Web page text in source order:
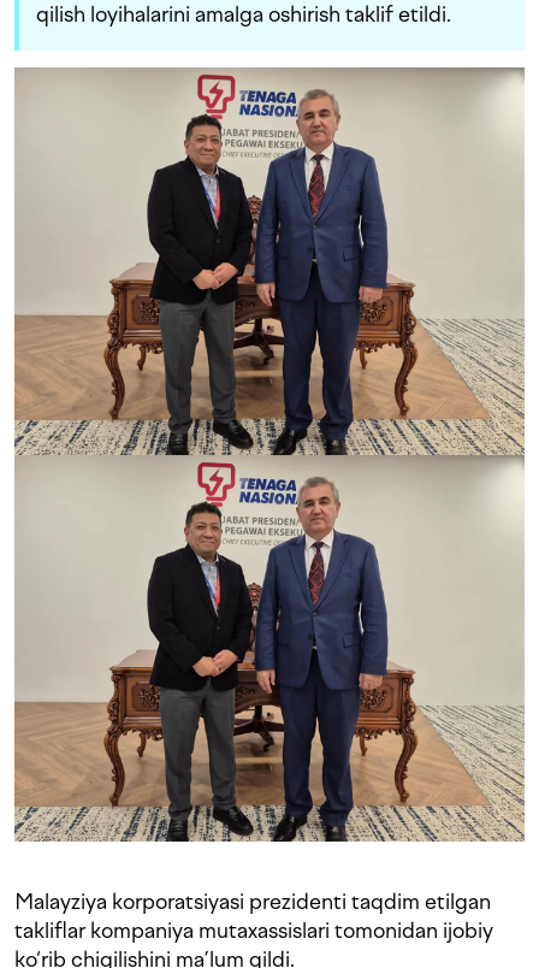
qilish loyihalarini amalga oshirish taklif etildi.
Malayziya korporatsiyasi prezidenti taqdim etilgan
takliflar kompaniya mutaxassislari tomonidan ijobiy
ko‘rib chiqilishini ma’lum qildi.